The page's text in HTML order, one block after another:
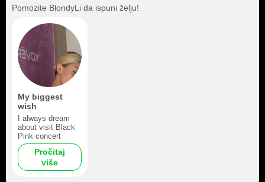
Pomozite BlondyLi da ispuni želju!
My biggest
wish
I always dream
about visit Black
Pink concert
Pročitaj
više